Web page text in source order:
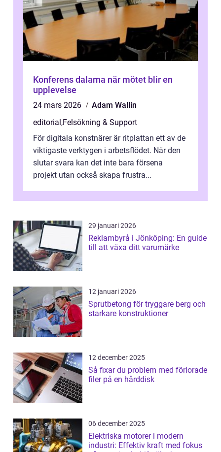
Konferens dalarna när mötet blir en
upplevelse
24 mars 2026
Adam Wallin
editorial ,Felsökning & Support
För digitala konstnärer är ritplattan ett av de
viktigaste verktygen i arbetsflödet. När den
slutar svara kan det inte bara försena
projekt utan också skapa frustra...
29 januari 2026
Reklambyrå i Jönköping: En guide
till att växa ditt varumärke
12 januari 2026
Sprutbetong för tryggare berg och
starkare konstruktioner
12 december 2025
Så fixar du problem med förlorade
filer på en hårddisk
06 december 2025
Elektriska motorer i modern
industri: Effektiv kraft med fokus